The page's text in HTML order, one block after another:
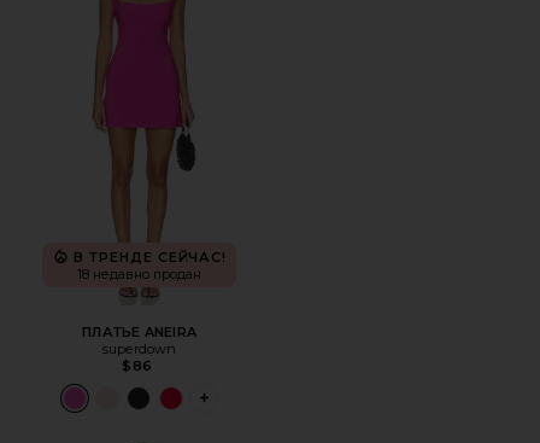
В ТРЕНДЕ СЕЙЧАС!
18 недавно продан
ПЛАТЬЕ ANEIRA
superdown
$86
PLUS ICON TO SEE MORE OPTIONS FOR